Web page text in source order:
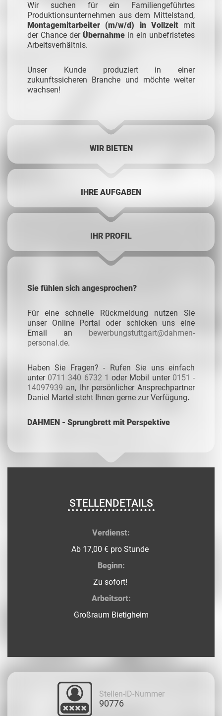
Wir suchen für ein Familiengeführtes
Produktionsunternehmen aus dem Mittelstand,
Montagemitarbeiter (m/w/d) in Vollzeitmit
der Chance der Übernahme in ein unbefristetes
Arbeitsverhältnis.
Unser Kunde produziert in einer
zukunftssicheren Branche und möchte weiter
wachsen!
WIR BIETEN
IHRE AUFGABEN
IHR PROFIL
Sie fühlen sich angesprochen?
Für eine schnelle Rückmeldung nutzen Sie
unser Online Portal oder schicken uns eine
Email an bewerbungstuttgart@dahmen-
personal.de.
Haben Sie Fragen? - Rufen Sie uns einfach
unter 0711 340 6732 1 oder Mobil unter 0151 -
14097939 an, Ihr persönlicher Ansprechpartner
Daniel Martel steht Ihnen gerne zur Verfügung.
DAHMEN - Sprungbrett mit Perspektive
STELLENDETAILS
Verdienst:
Ab 17,00 € pro Stunde
Beginn:
Zu sofort!
Arbeitsort:
Großraum Bietigheim
Stellen-ID-Nummer
90776